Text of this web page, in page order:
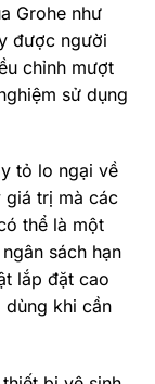
Grohe như
được người
chỉnh mượt
sử dụng
tỏ lo ngại về
giá trị mà các
thể là một
sách hạn
lắp đặt cao
khi cần